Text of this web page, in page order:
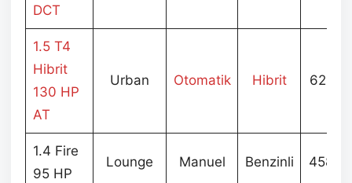
DCT
1.5 T4
Hibrit
130 HP
AT
Urban Otomatik Hibrit
1.4 Fire
95 HP
Lounge Manuel Benzinli